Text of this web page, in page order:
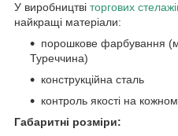
У виробництві торгових
найкращі матеріали:
порошкове фарбування
Туреччина)
конструкційна сталь
контроль якості на
Габаритні розміри: